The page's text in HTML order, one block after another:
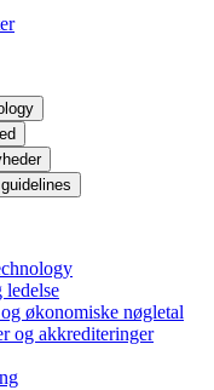
ledelse
økonomiske nøgletal
og akkrediteringer